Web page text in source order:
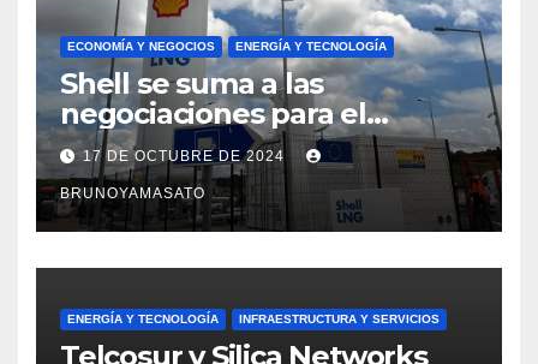
ECONOMÍA Y NEGOCIOS ENERGÍA Y TECNOLOGÍA
Shell se suma a las
negociaciones para el
proyecto Argentina LNG de
YPF
17 DE OCTUBRE DE 2024
BRUNOYAMASATO
ENERGÍA Y TECNOLOGÍA INFRAESTRUCTURA Y SERVICIOS
Telcosur y Silica Networks